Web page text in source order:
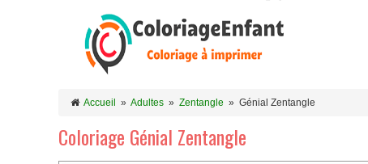
Accueil » Adultes » Zentangle » Génial Zentangle
Coloriage Génial Zentangle